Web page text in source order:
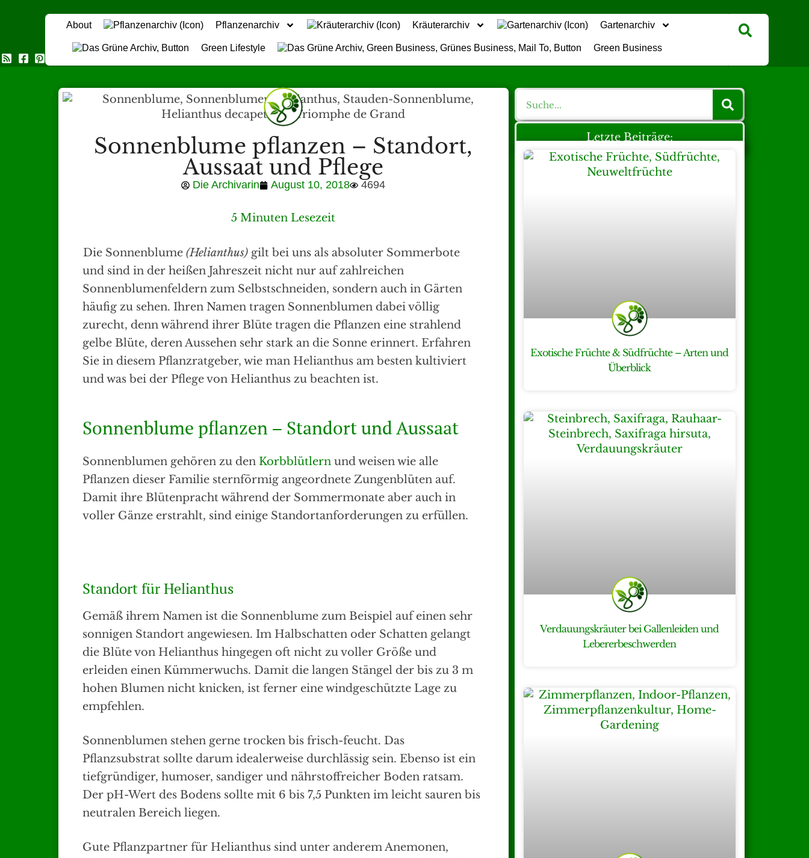
About Pflanzenarchiv Kräuterarchiv Gartenarchiv
Green Lifestyle Green Business
Das Grüne Archiv
Sonnenblume pflanzen – Standort,
Aussaat und Pflege
Die Archivarin August 10, 2018 4694
5 Minuten Lesezeit
Die Sonnenblume (Helianthus) gilt bei uns als absoluter Sommerbote
und sind in der heißen Jahreszeit nicht nur auf zahlreichen
Sonnenblumenfeldern zum Selbstschneiden, sondern auch in Gärten
häufig zu sehen. Ihren Namen tragen Sonnenblumen dabei völlig
zurecht, denn während ihrer Blüte tragen die Pflanzen eine strahlend
gelbe Blüte, deren Aussehen sehr stark an die Sonne erinnert. Erfahren
Sie in diesem Pflanzratgeber, wie man Helianthus am besten kultiviert
und was bei der Pflege von Helianthus zu beachten ist.
Sonnenblume pflanzen – Standort und Aussaat
Sonnenblumen gehören zu den Korbblütlern und weisen wie alle
Pflanzen dieser Familie sternförmig angeordnete Zungenblüten auf.
Damit ihre Blütenpracht während der Sommermonate aber auch in
voller Gänze erstrahlt, sind einige Standortanforderungen zu erfüllen.
Standort für Helianthus
Gemäß ihrem Namen ist die Sonnenblume zum Beispiel auf einen sehr
sonnigen Standort angewiesen. Im Halbschatten oder Schatten gelangt
die Blüte von Helianthus hingegen oft nicht zu voller Größe und
erleiden einen Kümmerwuchs. Damit die langen Stängel der bis zu 3 m
hohen Blumen nicht knicken, ist ferner eine windgeschützte Lage zu
empfehlen.
Sonnenblumen stehen gerne trocken bis frisch-feucht. Das
Pflanzsubstrat sollte darum idealerweise durchlässig sein. Ebenso ist ein
tiefgründiger, humoser, sandiger und nährstoffreicher Boden ratsam.
Der pH-Wert des Bodens sollte mit 6 bis 7,5 Punkten im leicht sauren bis
neutralen Bereich liegen.
Gute Pflanzpartner für Helianthus sind unter anderem Anemonen,
Letzte Beiträge:
Exotische Früchte & Südfrüchte – Arten und
Überblick
Verdauungskräuter bei Gallenleiden und
Lebererbeschwerden